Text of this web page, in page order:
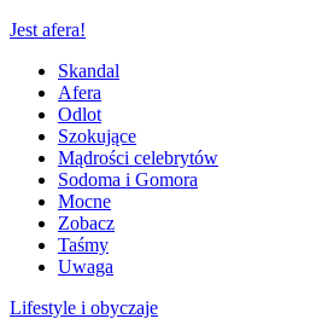
Jest afera!
Skandal
Afera
Odlot
Szokujące
Mądrości celebrytów
Sodoma i Gomora
Mocne
Zobacz
Taśmy
Uwaga
Lifestyle i obyczaje